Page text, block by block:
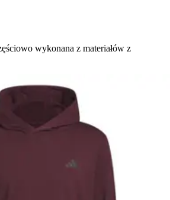
wykonana z materiałów z